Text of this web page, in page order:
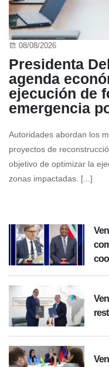
08/08/2026
Presidenta
agenda
ejecución de
emergencia
Autoridades abordan los
proyectos de
objetivo de optimizar la
zonas impactadas. [...]